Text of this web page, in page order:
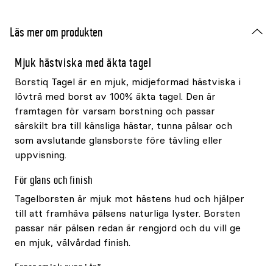
Läs mer om produkten
Mjuk hästviska med äkta tagel
Borstiq Tagel är en mjuk, midjeformad hästviska i
lövträ med borst av 100% äkta tagel. Den är
framtagen för varsam borstning och passar
särskilt bra till känsliga hästar, tunna pälsar och
som avslutande glansborste före tävling eller
uppvisning.
För glans och finish
Tagelborsten är mjuk mot hästens hud och hjälper
till att framhäva pälsens naturliga lyster. Borsten
passar när pälsen redan är rengjord och du vill ge
en mjuk, välvårdad finish.